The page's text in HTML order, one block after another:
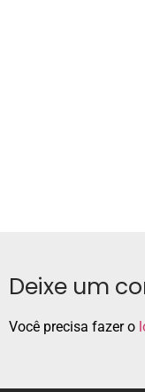
Deixe um
Você precisa fazer o